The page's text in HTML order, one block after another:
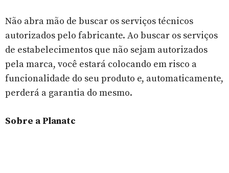
Não abra mão de buscar os serviços técnicos
autorizados pelo fabricante. Ao buscar os serviços
de estabelecimentos que não sejam autorizados
pela marca, você estará colocando em risco a
funcionalidade do seu produto e, automaticamente,
perderá a garantia do mesmo.
Sobre a Planatc